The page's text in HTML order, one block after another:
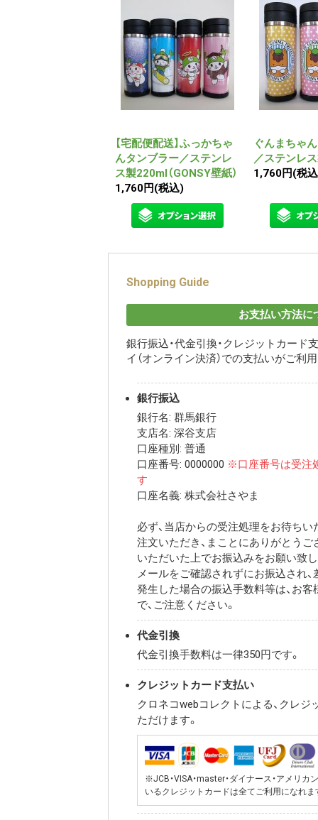
【宅配便配送】ふっかちゃ
んタンブラー／ステンレ
ス製220ml（GONSY壁紙）
1,760円(税込)
ぐんまちゃ
／ステンレ
1,760円(税
Shopping Guide
お支払い方法に
銀行振込・代金引換・クレジットカード
イ（オンライン決済）での支払いがご利
銀行振込
銀行名: 群馬銀行
支店名: 深谷支店
口座種別: 普通
口座番号: 0000000 ※口座番号は受注
す
口座名義: 株式会社さやま
必ず、当店からの受注処理をお待ちい
注文いただき、まことにありがとうご
いただいた上でお振込みをお願い致
メールをご確認されずにお振込され、
発生した場合の振込手数料等は、お
で、ご注意ください。
代金引換
代金引換手数料は一律350円です。
クレジットカード支払い
クロネコwebコレクトによる、クレ
ただけます。
※JCB・VISA・master・ダイナース・アメリ
いるクレジットカードは全てご利用になれま